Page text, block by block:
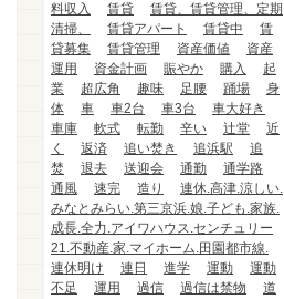
料収入
賃貸
賃貸、賃貸管理、定期
清掃、
賃貸アパート 賃貸中
賃
貸募集
賃貸管理 資産価値
資産
運用
資金計画 賑やか 購入
起
業
超広角 趣味 足腰 踊場
身
体
車 車2台 車3台
車大好き
車庫
軟式 転勤 辛い 辻堂
近
く
返済 追い焚き 追浜駅
追
焚
退去 送迎会 通勤
通学路
通風
速完 造り
連休.高津.涼しい.
みなとみらい.第三京浜.娘.子ども.家族.
成長.全力.アイワハウス.センチュリー
21.不動産.家.マイホーム.田園都市線.
連休明け
連日 進学 運動
運動
不足
運用 過信 過信は禁物
道